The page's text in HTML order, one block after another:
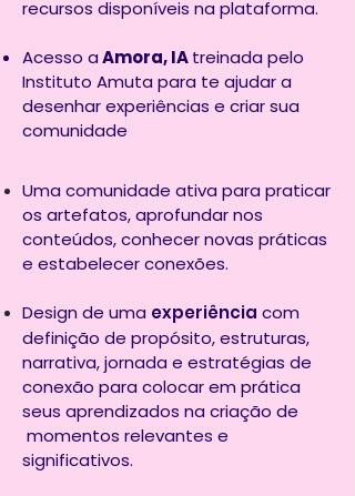
recursos disponíveis na plataforma.
Acesso aAmora, IAtreinada pelo
Instituto Amuta para te ajudar a
desenhar experiências e criar sua
comunidade
Uma comunidade ativa para praticar
os artefatos, aprofundar nos
conteúdos, conhecer novas práticas
e estabelecer conexões.
Design de uma experiência com
definição de propósito, estruturas,
narrativa, jornada e estratégias de
conexão para colocar em prática
seus aprendizados na criação de
momentos relevantes e
significativos.